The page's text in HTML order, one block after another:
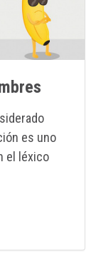
es uno
el léxico